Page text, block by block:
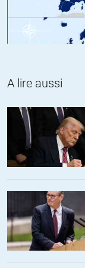
coopération
grotesque et
l’invasion
bafouant
du terrorisme
http://
pour-des-
10-2015-
racheter leurs
+7
A lire aussi